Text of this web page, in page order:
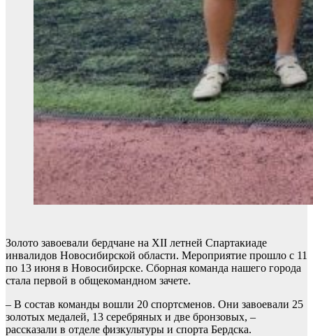
Золото завоевали бердчане на XII летней Спартакиаде
инвалидов Новосибирской области. Мероприятие прошло с 11
по 13 июня в Новосибирске. Сборная команда нашего города
стала первой в общекомандном зачете.
– В состав команды вошли 20 спортсменов. Они завоевали 25
золотых медалей, 13 серебряных и две бронзовых, –
рассказали в отделе физкультуры и спорта Бердска.